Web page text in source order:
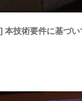
本技術要件に基づ